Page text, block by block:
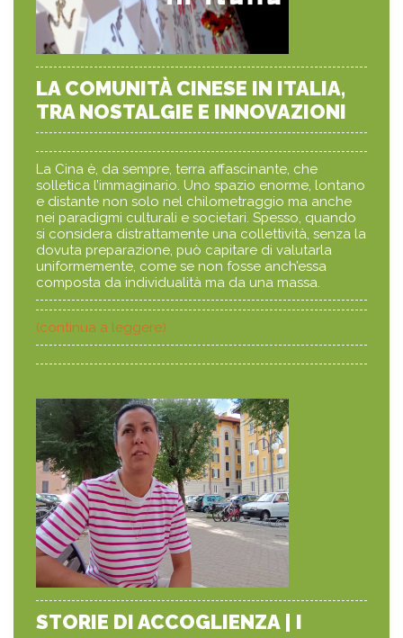
LA COMUNITÀ CINESE IN ITALIA,
TRA NOSTALGIE E INNOVAZIONI
La Cina è, da sempre, terra affascinante, che
solletica l’immaginario. Uno spazio enorme, lontano
e distante non solo nel chilometraggio ma anche
nei paradigmi culturali e societari. Spesso, quando
si considera distrattamente una collettività, senza la
dovuta preparazione, può capitare di valutarla
uniformemente, come se non fosse anch’essa
composta da individualità ma da una massa.
(continua a leggere)
STORIE DI ACCOGLIENZA | I